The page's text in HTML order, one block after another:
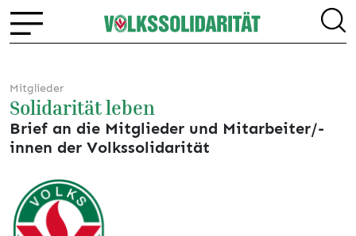
Mitglieder
Solidarität leben
Brief an die Mitglieder und Mitarbeiter/-
innen der Volkssolidarität